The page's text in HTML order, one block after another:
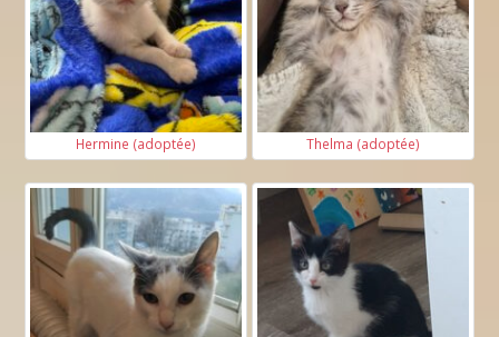
Hermine (adoptée) Thelma (adoptée)